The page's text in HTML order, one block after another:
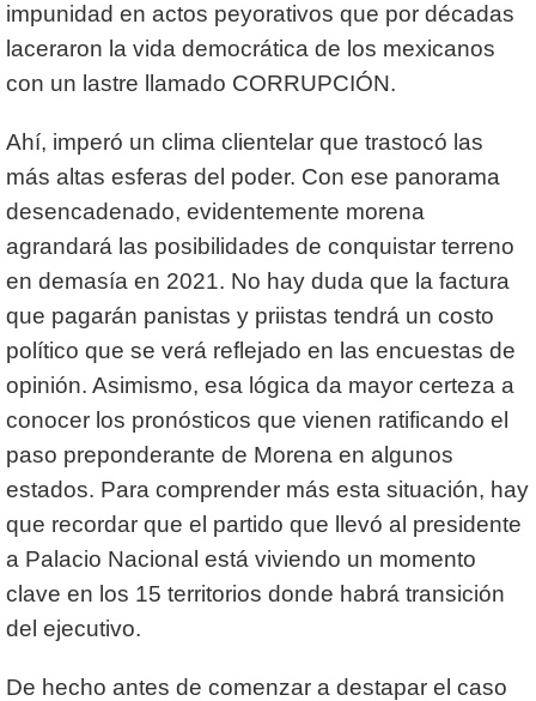
impunidad en actos peyorativos que por décadas
laceraron la vida democrática de los mexicanos
con un lastre llamado CORRUPCIÓN.
Ahí, imperó un clima clientelar que trastocó las
más altas esferas del poder. Con ese panorama
desencadenado, evidentemente morena
agrandará las posibilidades de conquistar terreno
en demasía en 2021. No hay duda que la factura
que pagarán panistas y priistas tendrá un costo
político que se verá reflejado en las encuestas de
opinión. Asimismo, esa lógica da mayor certeza a
conocer los pronósticos que vienen ratificando el
paso preponderante de Morena en algunos
estados. Para comprender más esta situación, hay
que recordar que el partido que llevó al presidente
a Palacio Nacional está viviendo un momento
clave en los 15 territorios donde habrá transición
del ejecutivo.
De hecho antes de comenzar a destapar el caso